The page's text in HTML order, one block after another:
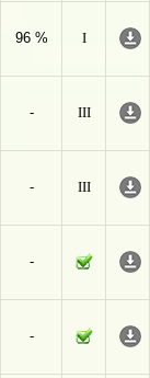
96 %
I
-
III
-
III
-
-